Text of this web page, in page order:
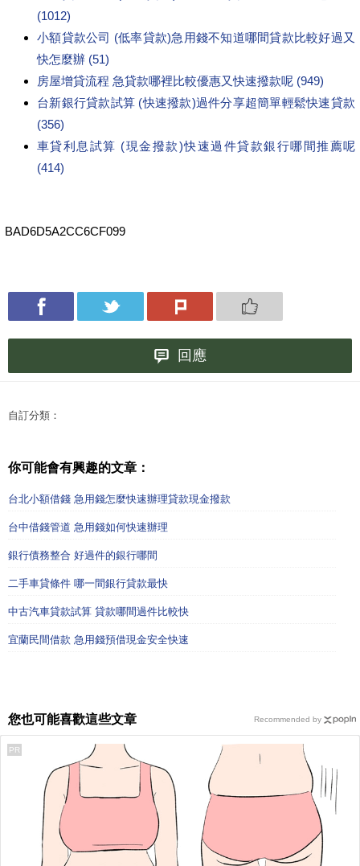
(1012)
小額貸款公司 (低率貸款)急用錢不知道哪間貸款比較好過又
快怎麼辦 (51)
房屋增貸流程 急貸款哪裡比較優惠又快速撥款呢 (949)
台新銀行貸款試算 (快速撥款)過件分享超簡單輕鬆快速貸款
(356)
車貸利息試算 (現金撥款)快速過件貸款銀行哪間推薦呢
(414)
BAD6D5A2CC6CF099
回應
自訂分類：
你可能會有興趣的文章：
台北小額借錢 急用錢怎麼快速辦理貸款現金撥款
台中借錢管道 急用錢如何快速辦理
銀行債務整合 好過件的銀行哪間
二手車貸條件 哪一間銀行貸款最快
中古汽車貸款試算 貸款哪間過件比較快
宜蘭民間借款 急用錢預借現金安全快速
您也可能喜歡這些文章
PR
Recommended by